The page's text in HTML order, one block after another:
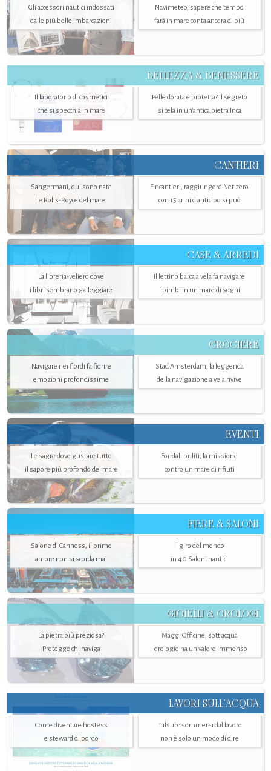
Gli accessori nautici indossati
dalle più belle imbarcazioni
Navimeteo, sapere che tempo
farà in mare conta ancora di più
BELLEZZA & BENESSERE
Il laboratorio di cosmetici
che si specchia in mare
Pelle dorata e protetta? Il segreto
si cela in un’antica pietra Inca
CANTIERI
Sangermani, qui sono nate
le Rolls-Royce del mare
Fincantieri, raggiungere Net zero
con 15 anni d'anticipo si può
CASE & ARREDI
La libreria-veliero dove
i libri sembrano galleggiare
Il lettino barca a vela fa navigare
i bimbi in un mare di sogni
CROCIERE
Navigare nei fiordi fa fiorire
emozioni profondissime
Stad Amsterdam, la leggenda
della navigazione a vela rivive
EVENTI
Le sagre dove gustare tutto
il sapore più profondo del mare
Fondali puliti, la missione
contro un mare di rifiuti
FIERE & SALONI
Salone di Canness, il primo
amore non si scorda mai
Il giro del mondo
in 40 Saloni nautici
GIOIELLI & OROLOGI
La pietra più preziosa?
Protegge chi naviga
Maggi Officine, sott’acqua
l'orologio ha un valore immenso
LAVORI SULL’ACQUA
Come diventare hostess
e steward di bordo
Italsub: sommersi dal lavoro
non è solo un modo di dire